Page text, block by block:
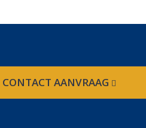
CONTACT AANVRAAG